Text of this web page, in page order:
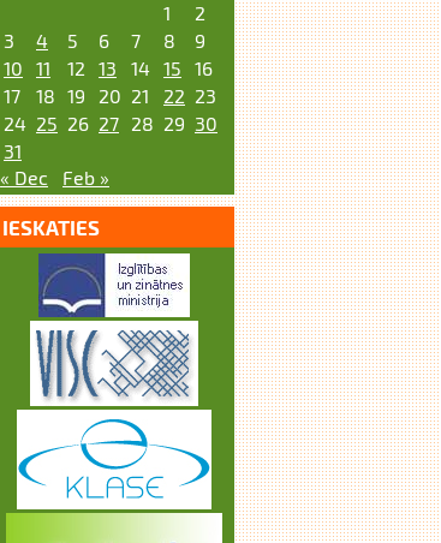
1
2
3
4 5 6 7 8
9
10
11 12 13 14 15
16
17
18 19 20 21 22 23
24 25 26 27 28 29 30
31
« Dec
Feb »
IESKATIES